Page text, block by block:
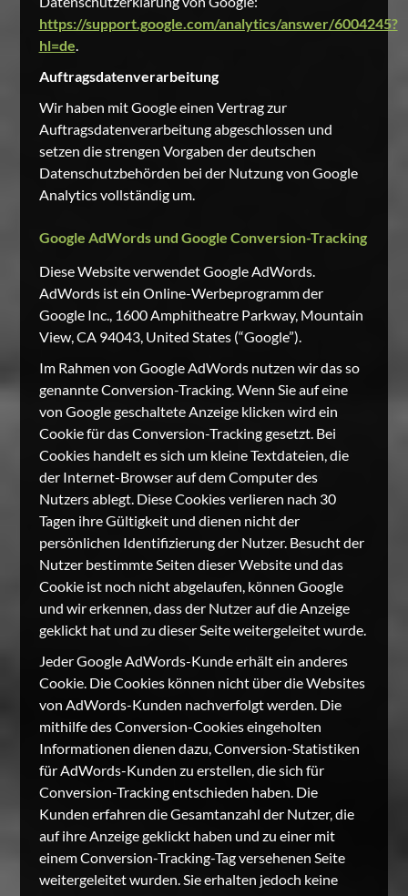
https://support.google.com/analytics/answer/6004245?
hl=de.
Auftragsdatenverarbeitung
Wir haben mit Google einen Vertrag zur
Auftragsdatenverarbeitung abgeschlossen und
setzen die strengen Vorgaben der deutschen
Datenschutzbehörden bei der Nutzung von Google
Analytics vollständig um.
Google AdWords und Google Conversion-Tracking
Diese Website verwendet Google AdWords.
AdWords ist ein Online-Werbeprogramm der
Google Inc., 1600 Amphitheatre Parkway, Mountain
View, CA 94043, United States (“Google”).
Im Rahmen von Google AdWords nutzen wir das so
genannte Conversion-Tracking. Wenn Sie auf eine
von Google geschaltete Anzeige klicken wird ein
Cookie für das Conversion-Tracking gesetzt. Bei
Cookies handelt es sich um kleine Textdateien, die
der Internet-Browser auf dem Computer des
Nutzers ablegt. Diese Cookies verlieren nach 30
Tagen ihre Gültigkeit und dienen nicht der
persönlichen Identifizierung der Nutzer. Besucht der
Nutzer bestimmte Seiten dieser Website und das
Cookie ist noch nicht abgelaufen, können Google
und wir erkennen, dass der Nutzer auf die Anzeige
geklickt hat und zu dieser Seite weitergeleitet wurde.
Jeder Google AdWords-Kunde erhält ein anderes
Cookie. Die Cookies können nicht über die Websites
von AdWords-Kunden nachverfolgt werden. Die
mithilfe des Conversion-Cookies eingeholten
Informationen dienen dazu, Conversion-Statistiken
für AdWords-Kunden zu erstellen, die sich für
Conversion-Tracking entschieden haben. Die
Kunden erfahren die Gesamtanzahl der Nutzer, die
auf ihre Anzeige geklickt haben und zu einer mit
einem Conversion-Tracking-Tag versehenen Seite
weitergeleitet wurden. Sie erhalten jedoch keine